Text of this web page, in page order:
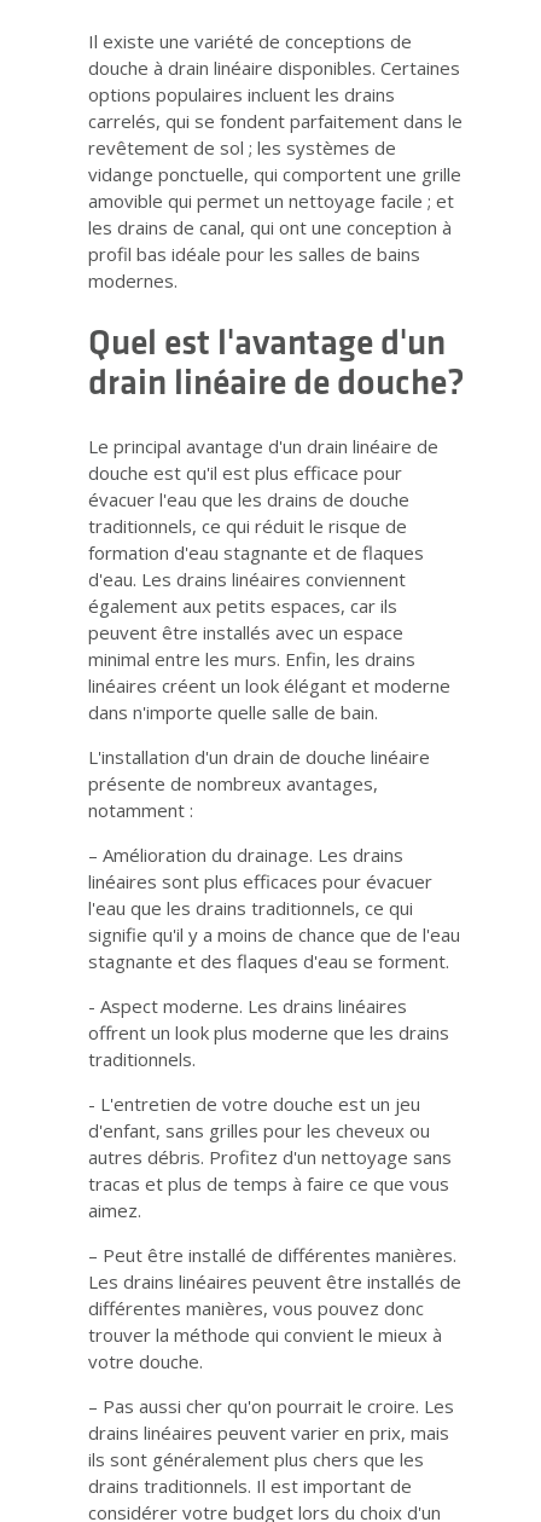
Il existe une variété de conceptions de
douche à drain linéaire disponibles. Certaines
options populaires incluent les drains
carrelés, qui se fondent parfaitement dans le
revêtement de sol ; les systèmes de
vidange ponctuelle, qui comportent une grille
amovible qui permet un nettoyage facile ; et
les drains de canal, qui ont une conception à
profil bas idéale pour les salles de bains
modernes.
Quel est l'avantage d'un
drain linéaire de douche?
Le principal avantage d'un drain linéaire de
douche est qu'il est plus efficace pour
évacuer l'eau que les drains de douche
traditionnels, ce qui réduit le risque de
formation d'eau stagnante et de flaques
d'eau. Les drains linéaires conviennent
également aux petits espaces, car ils
peuvent être installés avec un espace
minimal entre les murs. Enfin, les drains
linéaires créent un look élégant et moderne
dans n'importe quelle salle de bain.
L'installation d'un drain de douche linéaire
présente de nombreux avantages,
notamment :
– Amélioration du drainage. Les drains
linéaires sont plus efficaces pour évacuer
l'eau que les drains traditionnels, ce qui
signifie qu'il y a moins de chance que de l'eau
stagnante et des flaques d'eau se forment.
- Aspect moderne. Les drains linéaires
offrent un look plus moderne que les drains
traditionnels.
- L'entretien de votre douche est un jeu
d'enfant, sans grilles pour les cheveux ou
autres débris. Profitez d'un nettoyage sans
tracas et plus de temps à faire ce que vous
aimez.
– Peut être installé de différentes manières.
Les drains linéaires peuvent être installés de
différentes manières, vous pouvez donc
trouver la méthode qui convient le mieux à
votre douche.
– Pas aussi cher qu'on pourrait le croire. Les
drains linéaires peuvent varier en prix, mais
ils sont généralement plus chers que les
drains traditionnels. Il est important de
considérer votre budget lors du choix d'un